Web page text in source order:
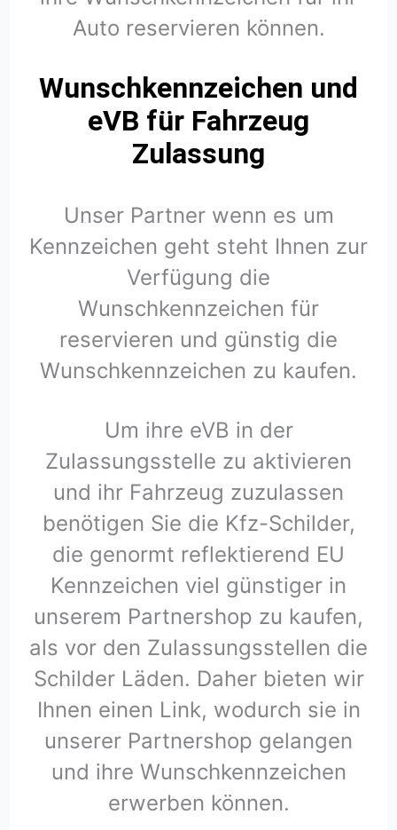
Auto reservieren können.
Wunschkennzeichen und
eVB für Fahrzeug
Zulassung
Unser Partner wenn es um
Kennzeichen geht steht Ihnen zur
Verfügung die
Wunschkennzeichen für
reservieren und günstig die
Wunschkennzeichen zu kaufen.
Um ihre eVB in der
Zulassungsstelle zu aktivieren
und ihr Fahrzeug zuzulassen
benötigen Sie die Kfz-Schilder,
die genormt reflektierend EU
Kennzeichen viel günstiger in
unserem Partnershop zu kaufen,
als vor den Zulassungsstellen die
Schilder Läden. Daher bieten wir
Ihnen einen Link, wodurch sie in
unserer Partnershop gelangen
und ihre Wunschkennzeichen
erwerben können.